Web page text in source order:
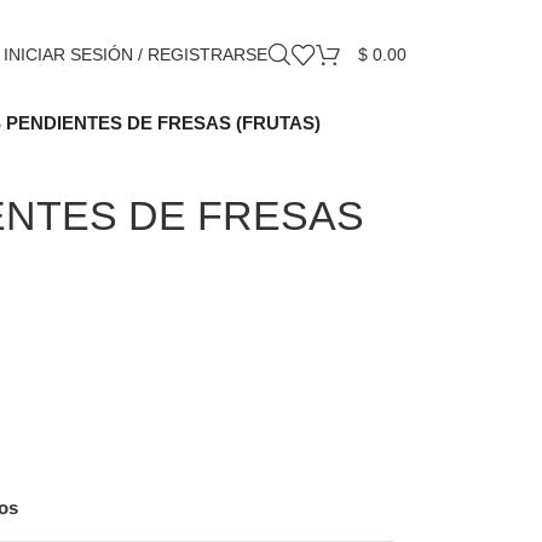
INICIAR SESIÓN / REGISTRARSE $ 0.00
PENDIENTES DE FRESAS (FRUTAS)
DE FRESAS